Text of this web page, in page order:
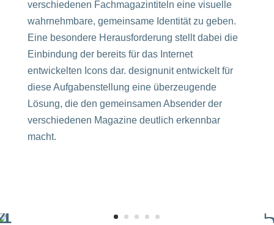
verschiedenen Fachmagazintiteln eine visuelle
wahrnehmbare, gemeinsame Identität zu geben.
Eine besondere Herausforderung stellt dabei die
Einbindung der bereits für das Internet
entwickelten Icons dar. designunit entwickelt für
diese Aufgabenstellung eine überzeugende
Lösung, die den gemeinsamen Absender der
verschiedenen Magazine deutlich erkennbar
macht.